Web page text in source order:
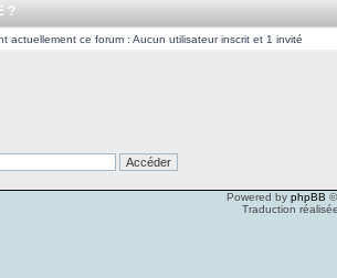
?
actuellement ce forum : Aucun utilisateur inscrit et 1 invité
Powered by phpBB
Traduction